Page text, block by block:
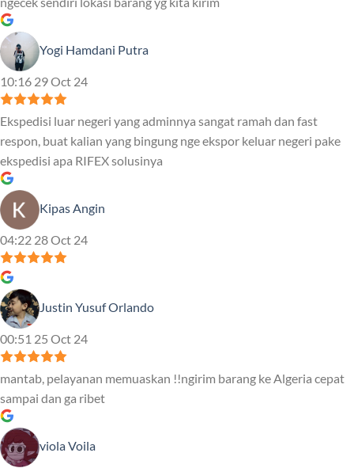
Yogi Hamdani Putra
10:16 29 Oct 24
Ekspedisi luar negeri yang adminnya sangat ramah dan fast
respon, buat kalian yang bingung nge ekspor keluar negeri pake
ekspedisi apa RIFEX solusinya
Kipas Angin
04:22 28 Oct 24
Justin Yusuf Orlando
00:51 25 Oct 24
mantab, pelayanan memuaskan !!ngirim barang ke Algeria cepat
sampai dan ga ribet
viola Voila